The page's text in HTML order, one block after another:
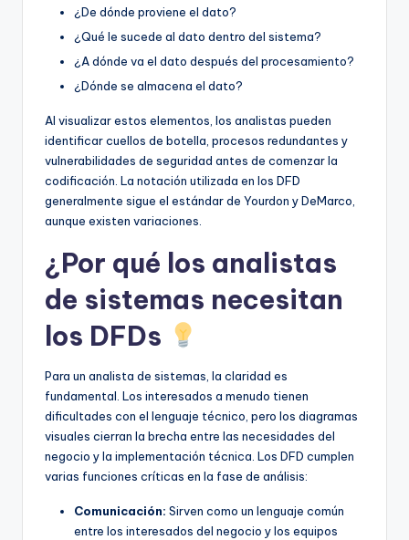
¿De dónde proviene el dato?
¿Qué le sucede al dato dentro del sistema?
¿A dónde va el dato después del procesamiento?
¿Dónde se almacena el dato?
Al visualizar estos elementos, los analistas pueden
identificar cuellos de botella, procesos redundantes y
vulnerabilidades de seguridad antes de comenzar la
codificación. La notación utilizada en los DFD
generalmente sigue el estándar de Yourdon y DeMarco,
aunque existen variaciones.
¿Por qué los analistas
de sistemas necesitan
los DFDs
Para un analista de sistemas, la claridad es
fundamental. Los interesados a menudo tienen
dificultades con el lenguaje técnico, pero los diagramas
visuales cierran la brecha entre las necesidades del
negocio y la implementación técnica. Los DFD cumplen
varias funciones críticas en la fase de análisis:
Comunicación: Sirven como un lenguaje común
entre los interesados del negocio y los equipos